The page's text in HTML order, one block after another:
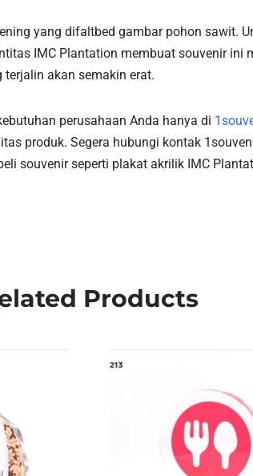
yang difaltbed gambar pohon sawit.
IMC Plantation membuat souvenir ini
terjalin akan semakin erat.
perusahaan Anda hanya di
produk. Segera hubungi kontak
souvenir seperti plakat akrilik IMC
Products